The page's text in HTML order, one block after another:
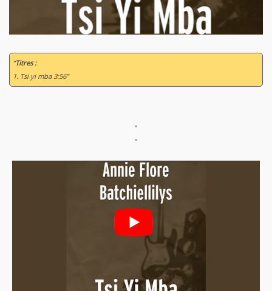
“Titres :
1. Tsi yi mba 3:56”
"
"